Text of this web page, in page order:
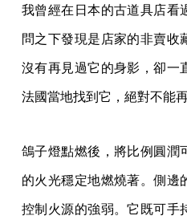
我曾經在日本的古道具店看
問之下發現是店家的非賣收
沒有再見過它的身影，卻一
法國當地找到它，絕對不能
鴿子燈點燃後，將比例圓潤
的火光穩定地燃燒著。側邊
控制火源的強弱。它既可手